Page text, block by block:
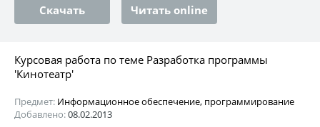
Скачать Читать online
Курсовая работа по теме Разработка программы
'Кинотеатр'
Предмет: Информационное обеспечение, программирование
Добавлено:08.02.2013